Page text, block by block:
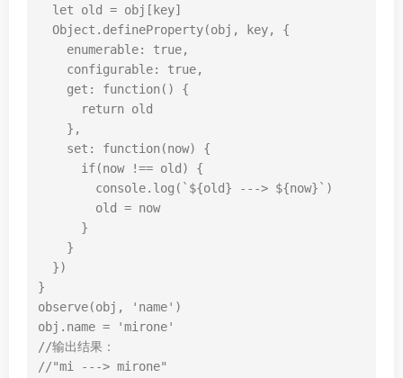
let old = obj [ key]
Object . defineProperty(obj , key,
{
enumerable: true,
configurable: true,
get : function()
{
return old
},
set : function(now)
{
if(now !== old )
{
console. log ( ` ${old} ---> ${now} ` )
old
= now
}
}
})
}
observe(obj , 'name' )
obj . name =
'mirone'
//输出结果：
//"mi ---> mirone"